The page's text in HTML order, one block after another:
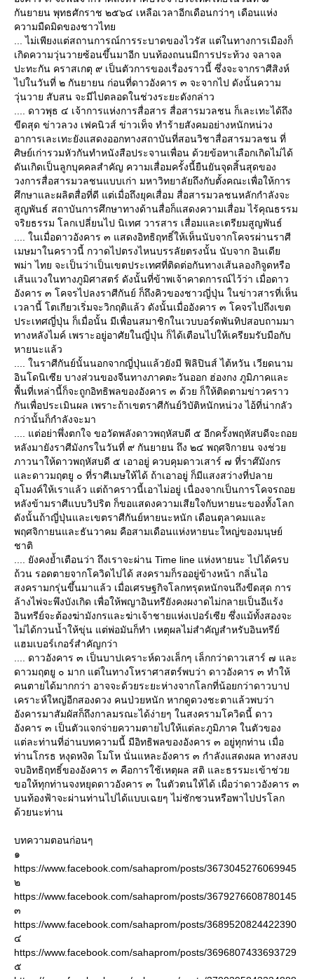
กันยายน พุทธศักราช ๒๕๖๔ เหลือเวลาอีกเดือนกว่าๆ เดือนแห่ง
ความมืดมิดของชาวไท
... ไม่เพียงแต่สถานการณ์การระบาดของไวรัส แต่ในทางการเมืองก็
เกิดความวุ่นวายซ้อนขึ้นมาอีก บนท้องถนนมีการประท้วง จลาจล
ปะทะกัน คราสเกตุ ๙ เป็นตัวการของเรื่องราวนี้ ซึ่งจะจากราศีสิงห์
ไปในวันที่ ๒ กันยายน ก่อนที่ดาวอังคาร ๓ จะจากไป ดังนั้นความ
วุ่นวาย สับสน จะมีไปตลอดในช่วงระยะดังกล่าว
.... ดาวพุธ ๔ เจ้าการแห่งการสื่อสาร สื่อสารมวลชน ก็เละเทะได้ถึง
ขีดสุด ข่าวลวง เฟคนิวส์ ข่าวเท็จ ทำร้ายสังคมอย่างหนักหน่วง
อาการเละเทะยังแสดงออกทางสถาบันที่สอนวิชาสื่อสารมวลชน ที่
ศิษย์เก่ารวมหัวกันทำหนังสือประจานเพื่อน ด้วยข้อหาเลือกเกิดไม่ได้
ดันเกิดเป็นลูกบุคคลสำคัญ ความเสื่อมครั้งนี้ยืนยันจุดสิ้นสุดของ
วงการสื่อสารมวลชนแบบเก่า มหาวิทยาลัยถึงกับตั้งคณะเพื่อให้การ
ศึกษาและผลิตสื่อที่ดี แต่เมื่อถึงยุคเสื่อม สื่อสารมวลชนหลักกำลังจะ
สูญพันธ์ สถาบันการศึกษาทางด้านสื่อก็แสดงความเสื่อม ไร้คุณธรรม
จริยธรรม โลกเปลี่ยนไป นิเทศ วารสาร เสื่อมและเตรียมสูญพันธ์
.... ในเมื่อดาวอังคาร ๓ แสดงอิทธิฤทธิ์ให้เห็นนับจากโคจรผ่านราศี
เมษมาในคราวนี้ กวาดไปตรงไหนบรรลัยตรงนั้น นับจาก อินเดี
พม่า ไทย จะเป็นว่าเป็นเขตประเทศที่ติดต่อกันทางเส้นลองกิจูดหรือ
เส้นแวงในทางภูมิศาสตร์ ดังนั้นที่ข้าพเจ้าคาดการณ์ไว้ว่า เมื่อดาว
อังคาร ๓ โคจรไปลงราศีกันย์ ก็ถึงคิวของชาวญี่ปุ่น ในข่าวสารที่เห็น
เวลานี้ โตเกียวเริ่มจะวิกฤติแล้ว ดังนั้นเมื่ออังคาร ๓ โคจรไปถึงเขต
ประเทศญี่ปุ่น ก็เมื่อนั้น มีเพื่อนสมาชิกในเวบบอร์ดพันทิปสอบถามมา
ทางหลังไมค์ เพราะอยู่อาศัยในญี่ปุ่น ก็ได้เตือนไปให้เครียมรับมือกับ
หายนะแล้ว
.... ในราศีกันย์นั้นนอกจากญี่ปุ่นแล้วยังมี ฟิลิปินส์ ไต้หวัน เวียดนาม
อินโดนิเซีย บางส่วนของจีนทางภาคตะวันออก ฮ่องกง ภูมิภาคและ
พื้นที่เหล่านี้ก็จะถูกอิทธิพลของอังคาร ๓ ด้วย ก็ให้ติดตามข่าวคราว
กันเพื่อประเมินผล เพราะถ้าเขตราศีกันย์วิบัติหนักหน่วง ไอ้ที่น่ากลัว
กว่านั้นก็กำลังจะมา
.... แต่อย่าพึ่งตกใจ ขอวัดพลังดาวพฤหัสบดี ๕ อีกครั้งพฤหัสบดีจะถอ
หลังมายังราศีมังกรในวันที่ ๙ กันยายน ถึง ๒๔ พฤศจิกายน จงช่ว
ภาวนาให้ดาวพฤหัสบดี ๕ เอาอยู่ ควบคุมดาวเสาร์ ๗ ที่ราศ๊มังกร
ละดาวมฤตยู ๐ ที่ราศีเมษให้ได้ ถ้าเอาอยู่ ก็มีแสงสว่างที่ปลา
อุโมงค์ให้เราแล้ว แต่ถ้าคราวนี้เอาไม่อยู่ เนื่องจากเป็นการโคจรถอ
หลังข้ามราศีแบบวิปริต ก็ขอแสดงความเสียใจกับหายนะของทั้งโลก
ดังนั้นถ้าญี่ปุ่นและเขตราศีกันย์หายนะหนัก เดือนตุลาคมและ
พฤศจิกายนและธันวาคม คือสามเดือนแห่งหายนะใหญ่ของมนุษย์
ชาติ
.... ยังคงย้ำเตือนว่า ถึงเราจะผ่าน Time line แห่งหายนะ ไปได้ครบ
ถ้วน รอดตายจากโควิดไปได้ สงครามก็รออยู่ข้างหน้า กลิ่นไอ
สงครามกรุ่นขึ้นมาแล้ว เมื่อเศรษฐกิจโลกทรุดหนักจนถึงขีดสุด การ
ล้างไพ่จะพึงบังเกิด เพื่อให้พญาอินทรียังคงผงาดไม่กลายเป็นอีแร้ง
อินทรีย์จะต้องฆ่ามังกรและฆ่าเจ้าชายแห่งเปอร์เซีย ซึ่งแม้ทั้งสองจะ
ไม่ได้กวนน้ำให้ขุ่น แต่พ่อมันก็ทำ เหตุผลไม่สำคัญสำหรับอินทรีย์
ฮมเบอร์เกอร์สำคัญกว่า
.... ดาวอังคาร ๓ เป็นบาปเคราะห์ดวงเล็กๆ เล็กกว่าดาวเสาร์ ๗ และ
ดาวมฤตยู ๐ มาก แต่ในทางโหราศาสตร์พบว่า ดาวอังคาร ๓ ทำให้
คนตายได้มากกว่า อาจจะด้วยระยะห่างจากโลกที่น้อยกว่าดาวบาป
เคราะห์ใหญ่อีกสองดวง คนป่วยหนัก หากดูดวงชะตาแล้วพบว่า
อังคารมาสัมผัสก็ถึงกาลมรณะได้ง่ายๆ ในสงครามโควิดนี้ ดาว
อังคาร ๓ เป็นตัวแจกจ่ายความตายไปให้แต่ละภูมิภาค ในตัวของ
ต่ละท่านที่อ่านบทความนี้ มีอิทธิพลของอังคาร ๓ อยู่ทุกท่าน เมื่อ
ท่านโกรธ หงุดหงิด โมโห นั่นแหละอังคาร ๓ กำลังแสดงผล ทางสงบ
จบอิทธิฤทธิ์ของอังคาร ๓ คือการใช้เหตุผล สติ และธรรมะเข้าช่ว
ขอให้ทุกท่านจงหยุดดาวอังคาร ๓ ในตัวตนให้ได้ เผื่อว่าดาวอังคาร ๓
บนท้องฟ้าจะผ่านท่านไปได้แบบเฉยๆ ไม่ชักชวนหรือพาไปปรโลก
ด้วยนะท่าน
บทความตอนก่อนๆ
๑
https://www.facebook.com/sahaprom/posts/3673045276069945
๒
https://www.facebook.com/sahaprom/posts/3679276608780145
๓
https://www.facebook.com/sahaprom/posts/3689520824422390
๔
https://www.facebook.com/sahaprom/posts/3696807433693729
๕